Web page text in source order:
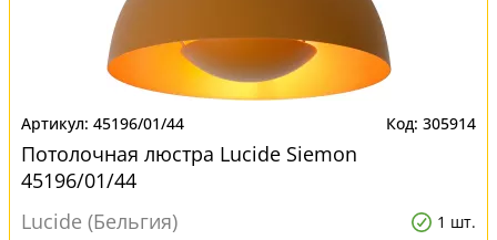
45196/01/44 305914
Потолочная люстра Lucide Siemon
45196/01/44
Lucide (Бельгия)
1 шт.